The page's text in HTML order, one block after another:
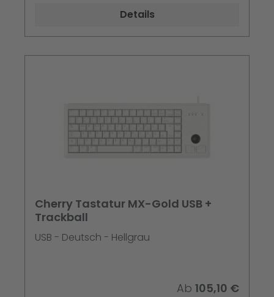
Universal. Produktfarbe: Graphit
Details
Cherry Tastatur MX-Gold USB +
Trackball
USB - Deutsch - Hellgrau
Ab 105,10 €